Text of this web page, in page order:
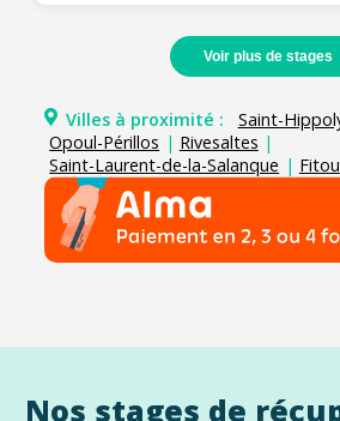
Voir plus de stages
Villes à proximité : Saint-
Opoul-Périllos | Rivesaltes |
Saint-Laurent-de-la-Salanque | Fitou
Nos stages de